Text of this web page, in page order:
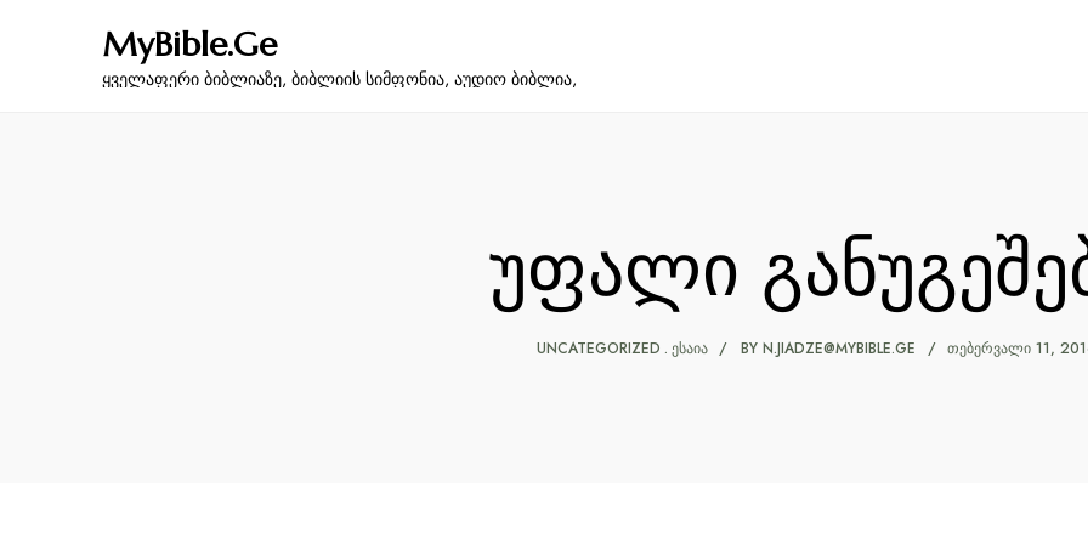
MyBible.Ge
ყველაფერი ბიბლიაზე, ბიბლიის სიმფონია, აუდიო ბიბლია,
უფალი
UNCATEGORIZED ᲔᲡᲐᲘᲐ BY N.JIADZE@MYBIBLE.GE ᲗᲔᲑᲔᲠᲕᲐᲚᲘ 11,